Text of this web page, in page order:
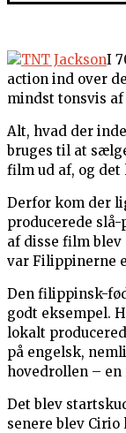
I
action ind over
mindst tonsvis
Alt, hvad der
bruges til at
film ud af, og
Derfor kom der
producerede
af disse film blev
var Filippinerne
Den filippinsk-
godt eksempel.
lokalt
på engelsk,
hovedrollen –
Det blev
senere blev